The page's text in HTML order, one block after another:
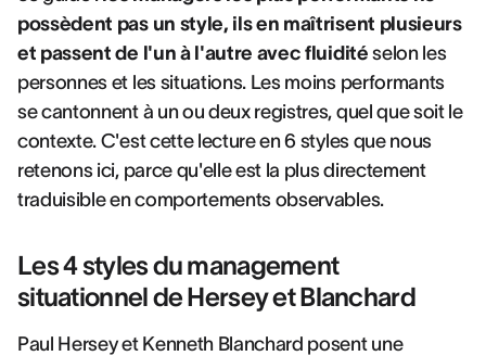
possèdent pas un style, ils en maîtrisent plusieurs
et passent de l'un à l'autre avec fluidité selon les
personnes et les situations. Les moins performants
se cantonnent à un ou deux registres, quel que soit le
contexte. C'est cette lecture en 6 styles que nous
retenons ici, parce qu'elle est la plus directement
traduisible en comportements observables.
Les 4 styles du management
situationnel de Hersey et Blanchard
Paul Hersey et Kenneth Blanchard posent une